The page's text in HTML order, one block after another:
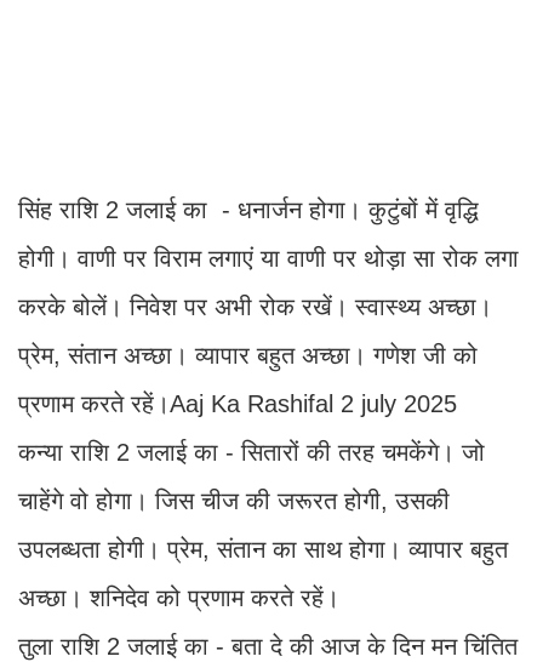
सिंह राशि 2 जलाई का - धनार्जन होगा। कुटुंबों में वृद्धि
होगी। वाणी पर विराम लगाएं या वाणी पर थोड़ा सा रोक लगा
करके बोलें। निवेश पर अभी रोक रखें। स्वास्थ्य अच्छा।
प्रेम, संतान अच्छा। व्यापार बहुत अच्छा। गणेश जी को
प्रणाम करते रहें।Aaj Ka Rashifal 2 july 2025
कन्या राशि 2 जलाई का - सितारों की तरह चमकेंगे। जो
चाहेंगे वो होगा। जिस चीज की जरूरत होगी, उसकी
उपलब्धता होगी। प्रेम, संतान का साथ होगा। व्यापार बहुत
अच्छा। शनिदेव को प्रणाम करते रहें।
तुला राशि 2 जलाई का - बता दे की आज के दिन मन चिंतित